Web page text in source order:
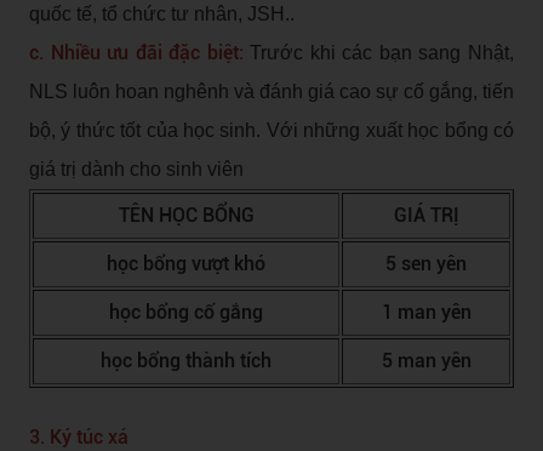
quốc tế, tổ chức tư nhân, JSH..
c. Nhiều ưu đãi đặc biệt: Trước khi các bạn sang Nhật,
NLS luôn hoan nghênh và đánh giá cao sự cố gắng, tiến
bộ, ý thức tốt của học sinh. Với những xuất học bổng có
giá trị dành cho sinh viên
TÊN HỌC BỔNG GIÁ TRỊ
học bổng vượt khó 5 sen yên
học bổng cố gắng 1 man yên
học bổng thành tích 5 man yên
3. Ký túc xá